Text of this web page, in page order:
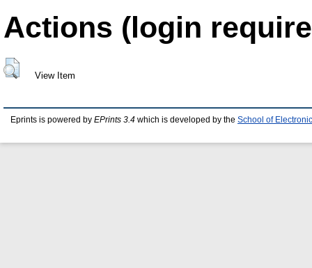
Actions (login
View Item
Eprints is powered by EPrints 3.4 which is developed by the School of